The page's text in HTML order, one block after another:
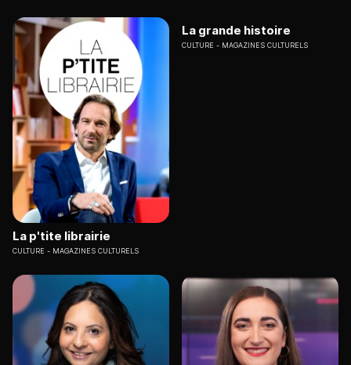
La p'tite librairie
CULTURE MAGAZINES CULTURELS
La grande histoire
CULTURE MAGAZINES CULTURELS